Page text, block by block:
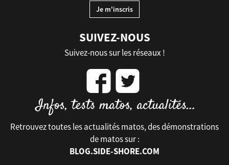
SUIVEZ-NOUS
Suivez-nous sur les réseaux !
Retrouvez toutes les actualités matos, des démonstrations
de matos sur :
BLOG.SIDE-SHORE.COM